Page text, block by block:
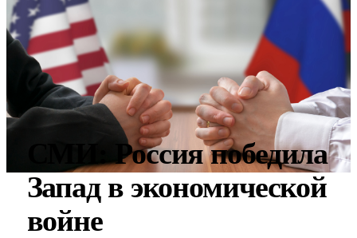
СМИ: Россия победила
Запад в экономической
войне